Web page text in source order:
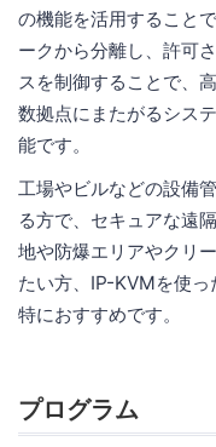
の機能を活用すること
ークから分離し、許可
スを制御することで、
数拠点にまたがるシス
能です。
工場やビルなどの設備
る方で、セキュアな遠
地や防爆エリアやクリ
たい方、IP-KVMを使
特におすすめです。
プログラム